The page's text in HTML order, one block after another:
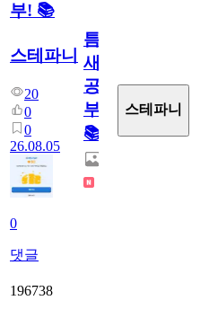
부! 📚
스테파니
20
0
0
26.08.05
0
댓글
틈
새
공
부!
📚
스테파니
196738